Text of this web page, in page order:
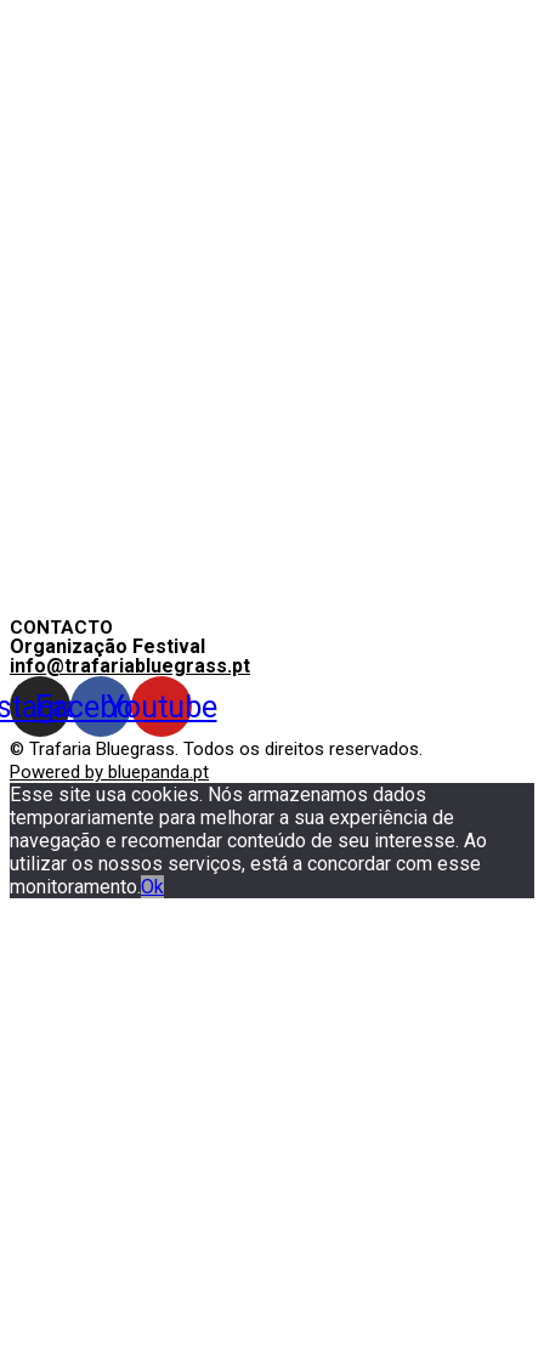
CONTACTO
Organização Festival
info@trafariabluegrass.pt
Facebook
Youtube
© Trafaria Bluegrass. Todos os direitos reservados.
Powered by bluepanda.pt
Esse site usa cookies. Nós armazenamos dados
temporariamente para melhorar a sua experiência de
navegação e recomendar conteúdo de seu interesse. Ao
utilizar os nossos serviços, está a concordar com esse
monitoramento.Ok